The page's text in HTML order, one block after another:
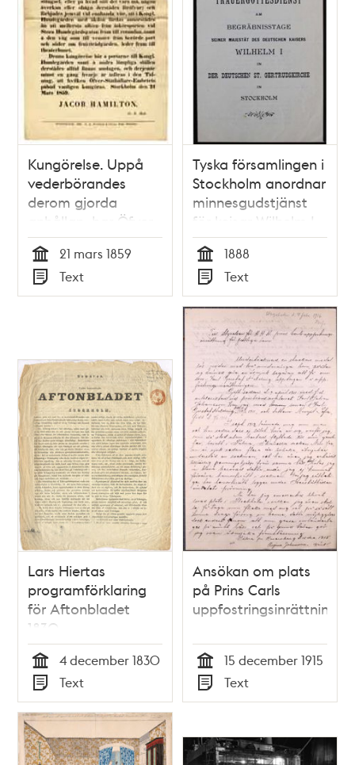
Kungörelse. Uppå
vederbörandes
derom gjorda
anhållan, har Öfver-
Ståthållare-Embetet
funnit skälligt
stadga ett vite af
fem riksdaler
Tid
21 mars 1859
Typ
Text
Tyska församlingen i
Stockholm anordnar
minnesgudstjänst
för kejsar Wilhelm I
1888
Tid
1888
Typ
Text
Lars Hiertas
programförklaring
för Aftonbladet
1830
Tid
4 december 1830
Typ
Text
Ansökan om plats
på Prins Carls
uppfostringsinrättning
Tid
15 december 1915
Typ
Text